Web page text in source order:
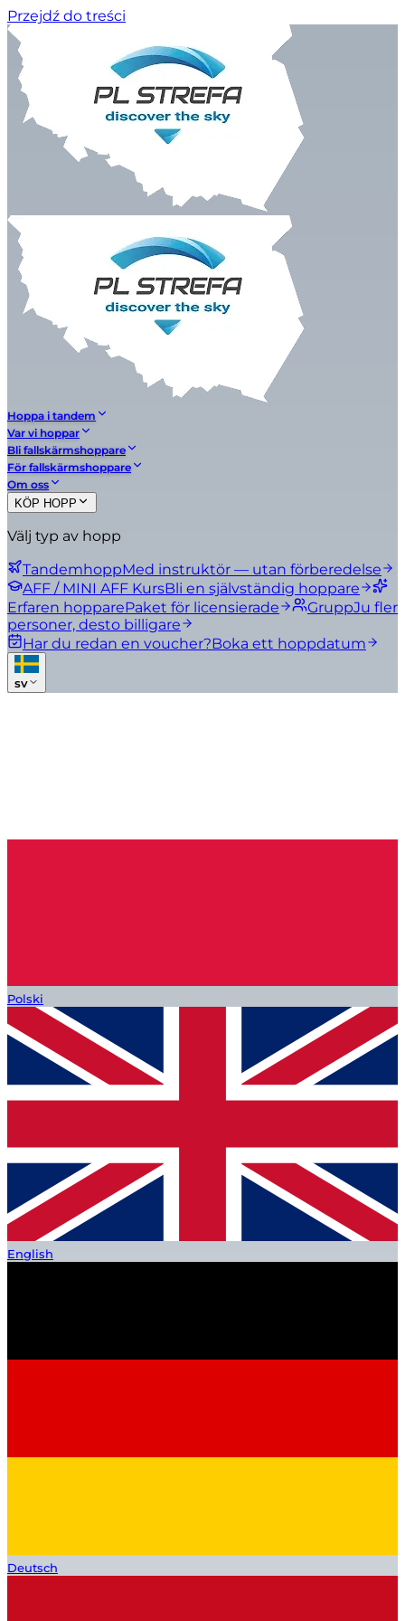
Przejdź do treści
Hoppa i tandem
Var vi hoppar
Bli fallskärmshoppare
För fallskärmshoppare
Om oss
KÖP HOPP
Välj typ av hopp
TandemhoppMed instruktör — utan förberedelse
AFF / MINI AFF KursBli en självständig hoppare
Erfaren hopparePaket för licensierade GruppJu fler
personer, desto billigare
Har du redan en voucher?Boka ett hoppdatum
sv
Polski
English
Deutsch